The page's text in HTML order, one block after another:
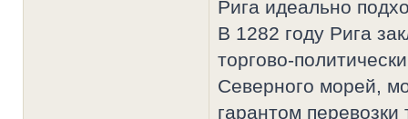
Рига идеально
В 1282 году Рига
торгово-
Северного морей,
гарантом